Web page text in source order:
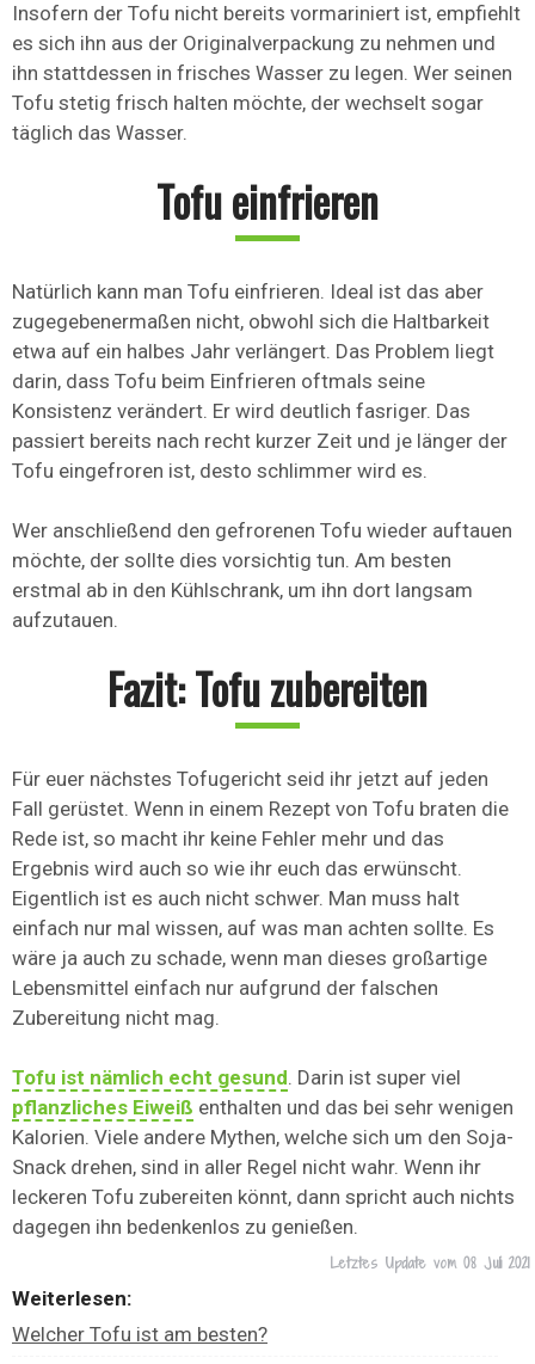
Insofern der Tofu nicht bereits vormariniert ist, empfiehlt
es sich ihn aus der Originalverpackung zu nehmen und
ihn stattdessen in frisches Wasser zu legen. Wer seinen
Tofu stetig frisch halten möchte, der wechselt sogar
täglich das Wasser.
Tofu einfrieren
Natürlich kann man Tofu einfrieren. Ideal ist das aber
zugegebenermaßen nicht, obwohl sich die Haltbarkeit
etwa auf ein halbes Jahr verlängert. Das Problem liegt
darin, dass Tofu beim Einfrieren oftmals seine
Konsistenz verändert. Er wird deutlich fasriger. Das
passiert bereits nach recht kurzer Zeit und je länger der
Tofu eingefroren ist, desto schlimmer wird es.
Wer anschließend den gefrorenen Tofu wieder auftauen
möchte, der sollte dies vorsichtig tun. Am besten
erstmal ab in den Kühlschrank, um ihn dort langsam
aufzutauen.
Fazit: Tofu zubereiten
Für euer nächstes Tofugericht seid ihr jetzt auf jeden
Fall gerüstet. Wenn in einem Rezept von Tofu braten die
Rede ist, so macht ihr keine Fehler mehr und das
Ergebnis wird auch so wie ihr euch das erwünscht.
Eigentlich ist es auch nicht schwer. Man muss halt
einfach nur mal wissen, auf was man achten sollte. Es
wäre ja auch zu schade, wenn man dieses großartige
Lebensmittel einfach nur aufgrund der falschen
Zubereitung nicht mag.
Tofu ist nämlich echt gesund. Darin ist super viel
pflanzliches Eiweiß enthalten und das bei sehr wenigen
Kalorien. Viele andere Mythen, welche sich um den Soja-
Snack drehen, sind in aller Regel nicht wahr. Wenn ihr
leckeren Tofu zubereiten könnt, dann spricht auch nichts
dagegen ihn bedenkenlos zu genießen.
Letztes Update vom 08 Juli 2021
Weiterlesen:
Welcher Tofu ist am besten?